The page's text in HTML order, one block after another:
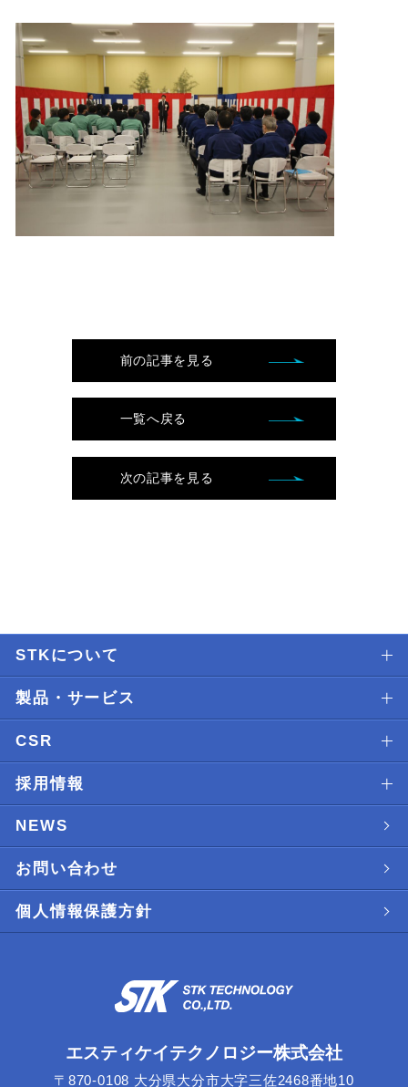
前の記事を見る
一覧へ戻る
次の記事を見る
STKについて
製品・サービス
CSR
採用情報
NEWS
お問い合わせ
個人情報保護方針
エスティケイテクノロジー株式会社
〒870-0108 大分県大分市大字三佐2468番地10